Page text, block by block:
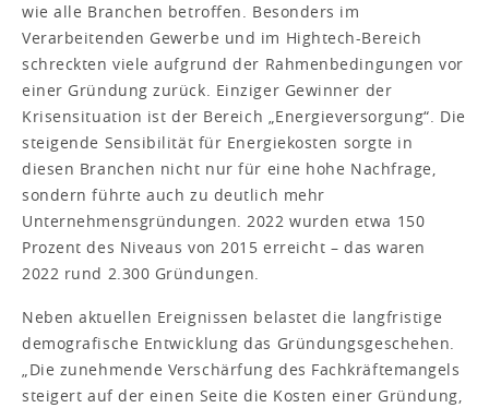
wie alle Branchen betroffen. Besonders im
Verarbeitenden Gewerbe und im Hightech-Bereich
schreckten viele aufgrund der Rahmenbedingungen vor
einer Gründung zurück. Einziger Gewinner der
Krisensituation ist der Bereich „Energieversorgung“. Die
steigende Sensibilität für Energiekosten sorgte in
diesen Branchen nicht nur für eine hohe Nachfrage,
sondern führte auch zu deutlich mehr
Unternehmensgründungen. 2022 wurden etwa 150
Prozent des Niveaus von 2015 erreicht – das waren
2022 rund 2.300 Gründungen.
Neben aktuellen Ereignissen belastet die langfristige
demografische Entwicklung das Gründungsgeschehen.
„Die zunehmende Verschärfung des Fachkräftemangels
steigert auf der einen Seite die Kosten einer Gründung,